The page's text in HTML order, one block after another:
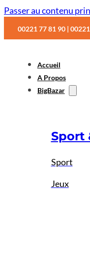
Passer au contenu
00221 77 81 90 |
Accueil
A Propos
BigBazar
Sport
Sport
Jeux